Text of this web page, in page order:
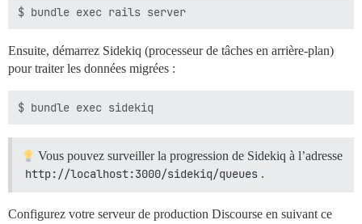
Ensuite, démarrez Sidekiq (processeur de tâches en arrière-plan)
pour traiter les données migrées :
Vous pouvez surveiller la progression de Sidekiq à l’adresse
http://localhost:3000/sidekiq/queues .
Configurez votre serveur de production Discourse en suivant ce